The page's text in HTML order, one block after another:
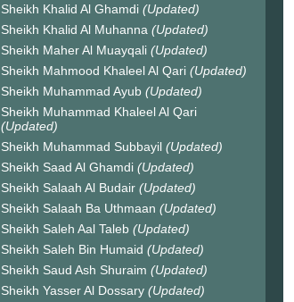
Sheikh Khalid Al Ghamdi (Updated)
Sheikh Khalid Al Muhanna (Updated)
Sheikh Maher Al Muayqali (Updated)
Sheikh Mahmood Khaleel Al Qari (Updated)
Sheikh Muhammad Ayub (Updated)
Sheikh Muhammad Khaleel Al Qari
(Updated)
Sheikh Muhammad Subbayil (Updated)
Sheikh Saad Al Ghamdi (Updated)
Sheikh Salaah Al Budair (Updated)
Sheikh Salaah Ba Uthmaan (Updated)
Sheikh Saleh Aal Taleb (Updated)
Sheikh Saleh Bin Humaid (Updated)
Sheikh Saud Ash Shuraim (Updated)
Sheikh Yasser Al Dossary (Updated)